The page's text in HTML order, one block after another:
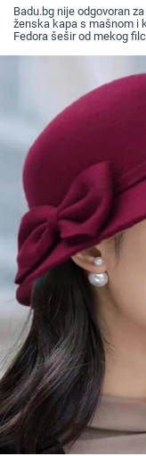
Badu.bg nije odgovoran
ženska kapa s mašnom i
Fedora šešir od mekog